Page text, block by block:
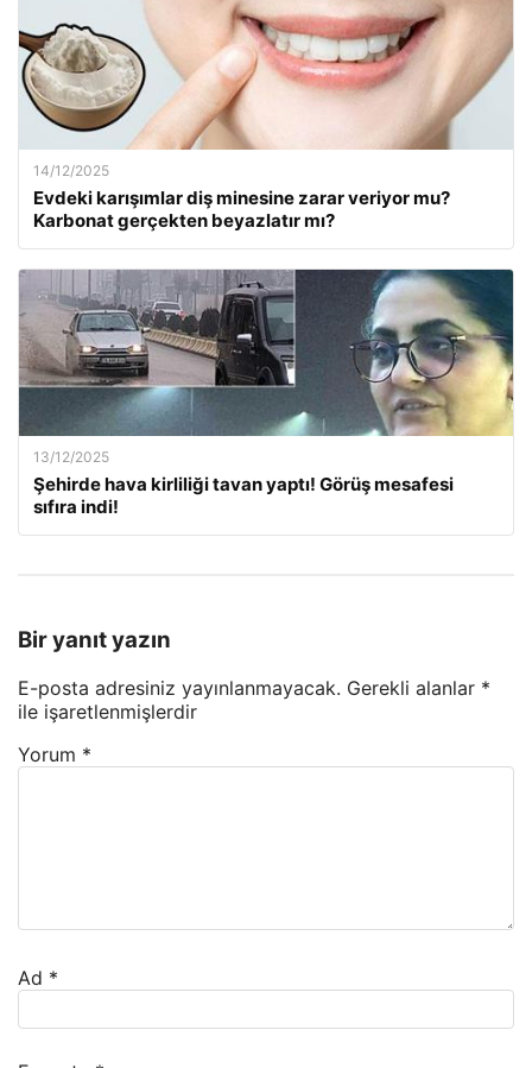
14/12/2025
Evdeki karışımlar diş minesine zarar veriyor mu?
Karbonat gerçekten beyazlatır mı?
13/12/2025
Şehirde hava kirliliği tavan yaptı! Görüş mesafesi
sıfıra indi!
Bir yanıt yazın
E-posta adresiniz yayınlanmayacak. Gerekli alanlar *
ile işaretlenmişlerdir
Yorum *
Ad *